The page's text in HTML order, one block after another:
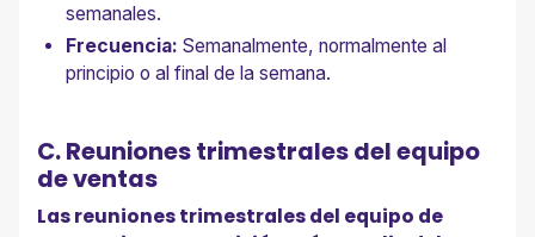
semanales.
Frecuencia: Semanalmente, normalmente al
principio o al final de la semana.
C. Reuniones trimestrales del equipo
de ventas
Las reuniones trimestrales del equipo de